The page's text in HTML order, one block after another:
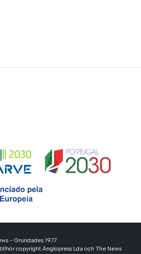
- Grundades 1977
copyright Anglopress Lda och The News